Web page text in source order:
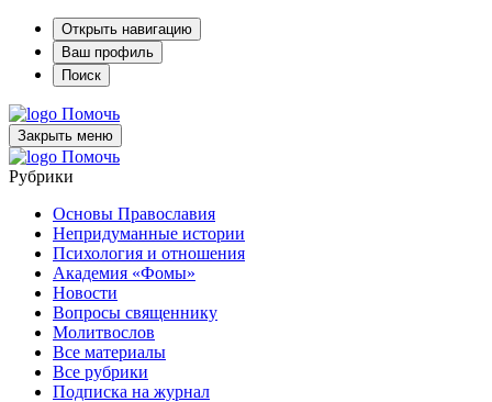
Открыть навигацию
Ваш профиль
Поиск
Помочь
Закрыть меню
Помочь
Рубрики
Основы Православия
Непридуманные истории
Психология и отношения
Академия «Фомы»
Новости
Вопросы священнику
Молитвослов
Все материалы
Все рубрики
Подписка на журнал